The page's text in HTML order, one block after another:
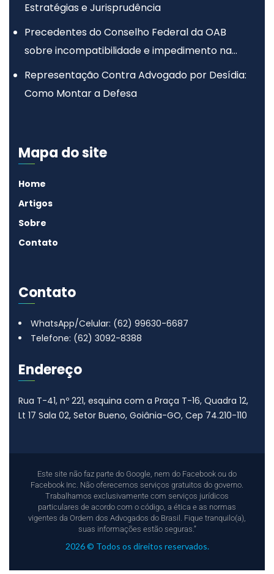
Estratégias e Jurisprudência
Precedentes do Conselho Federal da OAB
sobre incompatibilidade e impedimento na
advocacia
Representação Contra Advogado por Desídia:
Como Montar a Defesa
Mapa do site
Home
Artigos
Sobre
Contato
Contato
WhatsApp/Celular: (62) 99630-6687
Telefone: (62) 3092-8388
Endereço
Rua T-41, nº 221, esquina com a Praça T-16, Quadra 12,
Lt 17 Sala 02, Setor Bueno, Goiânia-GO, Cep 74.210-110
Este site não faz parte do Google, nem do Facebook ou do
Facebook Inc. Não oferecemos serviços gratuitos do governo.
Trabalhamos exclusivamente com serviços jurídicos
particulares de acordo com o código, a ética e as normas
vigentes da Ordem dos Advogados do Brasil. Fique tranquilo(a),
suas informações estão seguras.”
2026 © Todos os direitos reservados.